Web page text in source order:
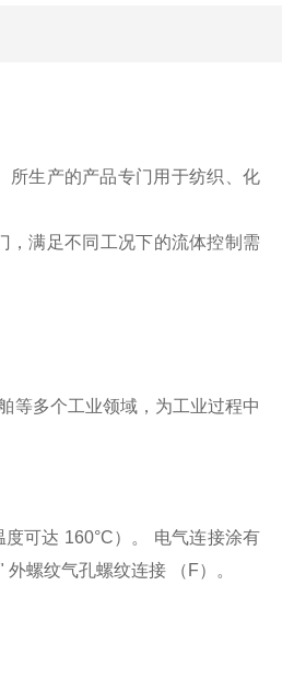
生产的产品专门用于纺织、化
，满足不同工况下的流体控制需
等多个工业领域，为工业过程中
可达 160°C）。 电气连接涂有
螺纹气孔螺纹连接 （F）。